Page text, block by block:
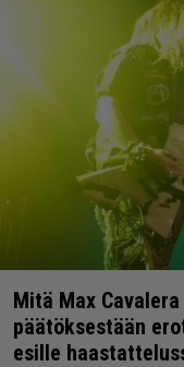
Mitä Max
päätöksestään
esille